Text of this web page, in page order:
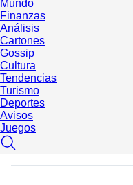
Mundo
Finanzas
Análisis
Cartones
Gossip
Cultura
Tendencias
Turismo
Deportes
Avisos
Juegos